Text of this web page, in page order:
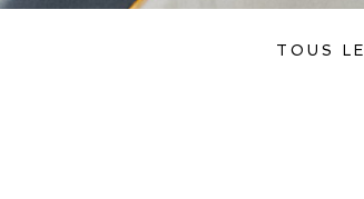
TOUS